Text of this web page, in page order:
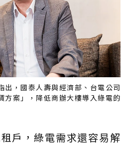
出，國泰人壽與經濟部、台電公司
方案」，降低商辦大樓導入綠電的
戶，綠電需求還容易解